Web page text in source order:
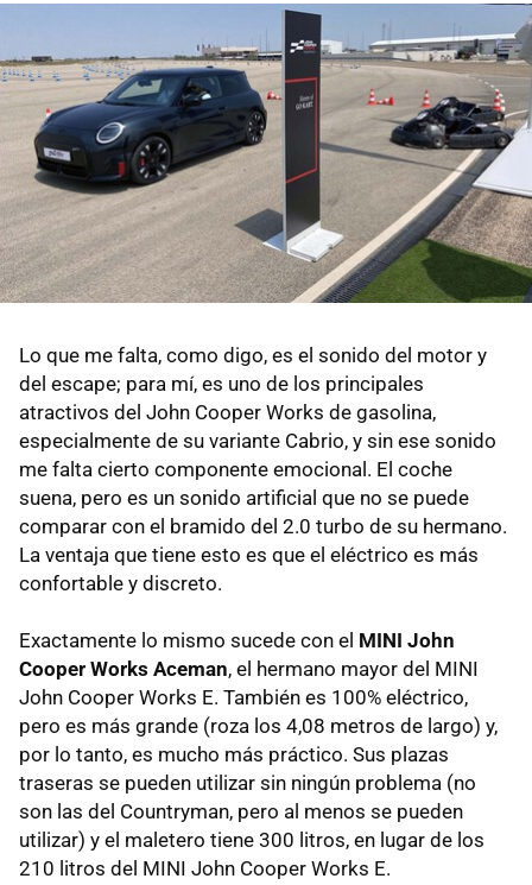
Lo que me falta, como digo, es el sonido del motor y
del escape; para mí, es uno de los principales
atractivos del John Cooper Works de gasolina,
especialmente de su variante Cabrio, y sin ese sonido
me falta cierto componente emocional. El coche
suena, pero es un sonido artificial que no se puede
comparar con el bramido del 2.0 turbo de su hermano.
La ventaja que tiene esto es que el eléctrico es más
confortable y discreto.
Exactamente lo mismo sucede con el MINI John
Cooper Works Aceman, el hermano mayor del MINI
John Cooper Works E. También es 100% eléctrico,
pero es más grande (roza los 4,08 metros de largo) y,
por lo tanto, es mucho más práctico. Sus plazas
traseras se pueden utilizar sin ningún problema (no
son las del Countryman, pero al menos se pueden
utilizar) y el maletero tiene 300 litros, en lugar de los
210 litros del MINI John Cooper Works E.